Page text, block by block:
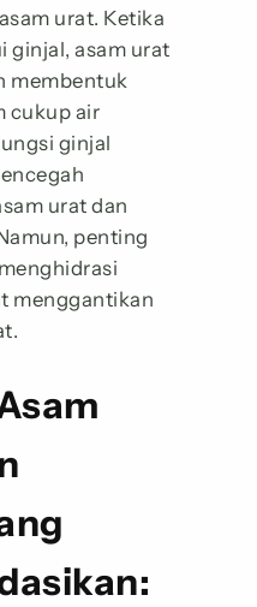
urat. Ketika
ginjal, asam urat
membentuk
cukup air
ginjal
urat dan
penting
menggantikan